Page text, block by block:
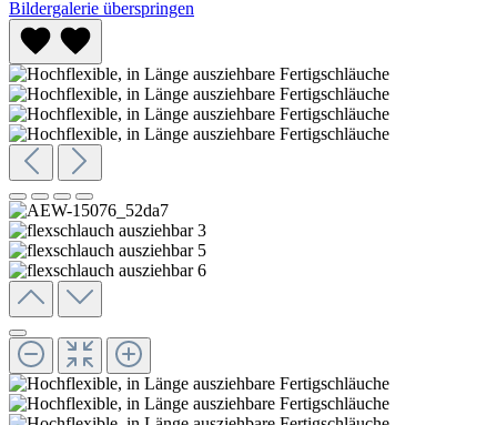
Bildergalerie überspringen